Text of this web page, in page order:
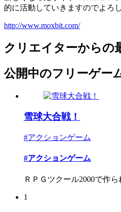
的に活動していきますのでよろ
http://www.moxbit.com/
クリエイターからの
公開中のフリーゲー
雪球大合戦！
#アクションゲーム
#アクションゲーム
ＲＰＧツクール2000で作
1